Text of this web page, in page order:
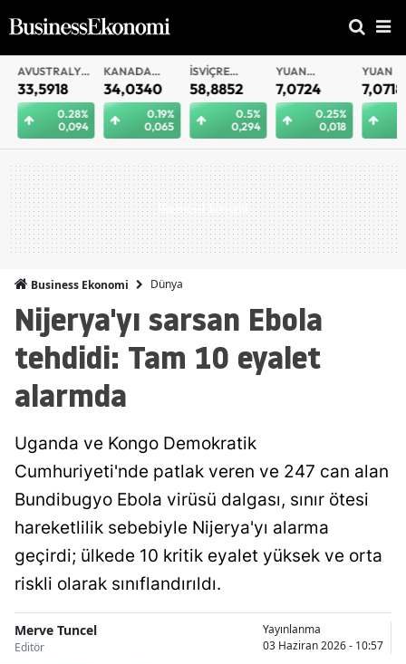
AVUSTRALYA
DOLARI
33,5918
0.28%
0,094
KANADA
DOLARI
34,0340
0.19%
0,065
İSVIÇRE
FRANKI
58,8852
0.5%
0,294
YUAN
OFFSHORE
7,0724
0.25%
0,018
YUAN
7,0718
Business Ekonomi Dünya
Nijerya'yı sarsan Ebola
tehdidi: Tam 10 eyalet
alarmda
Uganda ve Kongo Demokratik
Cumhuriyeti'nde patlak veren ve 247 can alan
Bundibugyo Ebola virüsü dalgası, sınır ötesi
hareketlilik sebebiyle Nijerya'yı alarma
geçirdi; ülkede 10 kritik eyalet yüksek ve orta
riskli olarak sınıflandırıldı.
Merve Tuncel
Editör
Yayınlanma
03 Haziran 2026 - 10:57